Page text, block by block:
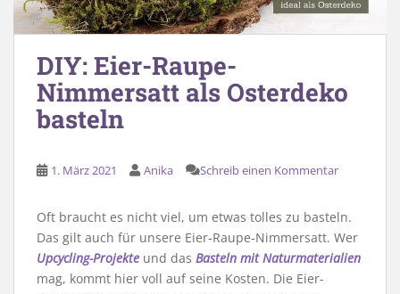
DIY: Eier-Raupe-
Nimmersatt als Osterdeko
basteln
1. März 2021 Anika Schreib einen Kommentar
Oft braucht es nicht viel, um etwas tolles zu basteln.
Das gilt auch für unsere Eier-Raupe-Nimmersatt. Wer
Upcycling-Projekte und das Basteln mit Naturmaterialien
mag, kommt hier voll auf seine Kosten. Die Eier-